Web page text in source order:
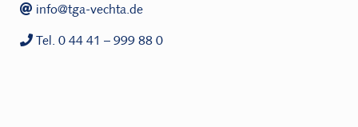
info@tga-vechta.de
Tel. 0 44 41 – 999 88 0